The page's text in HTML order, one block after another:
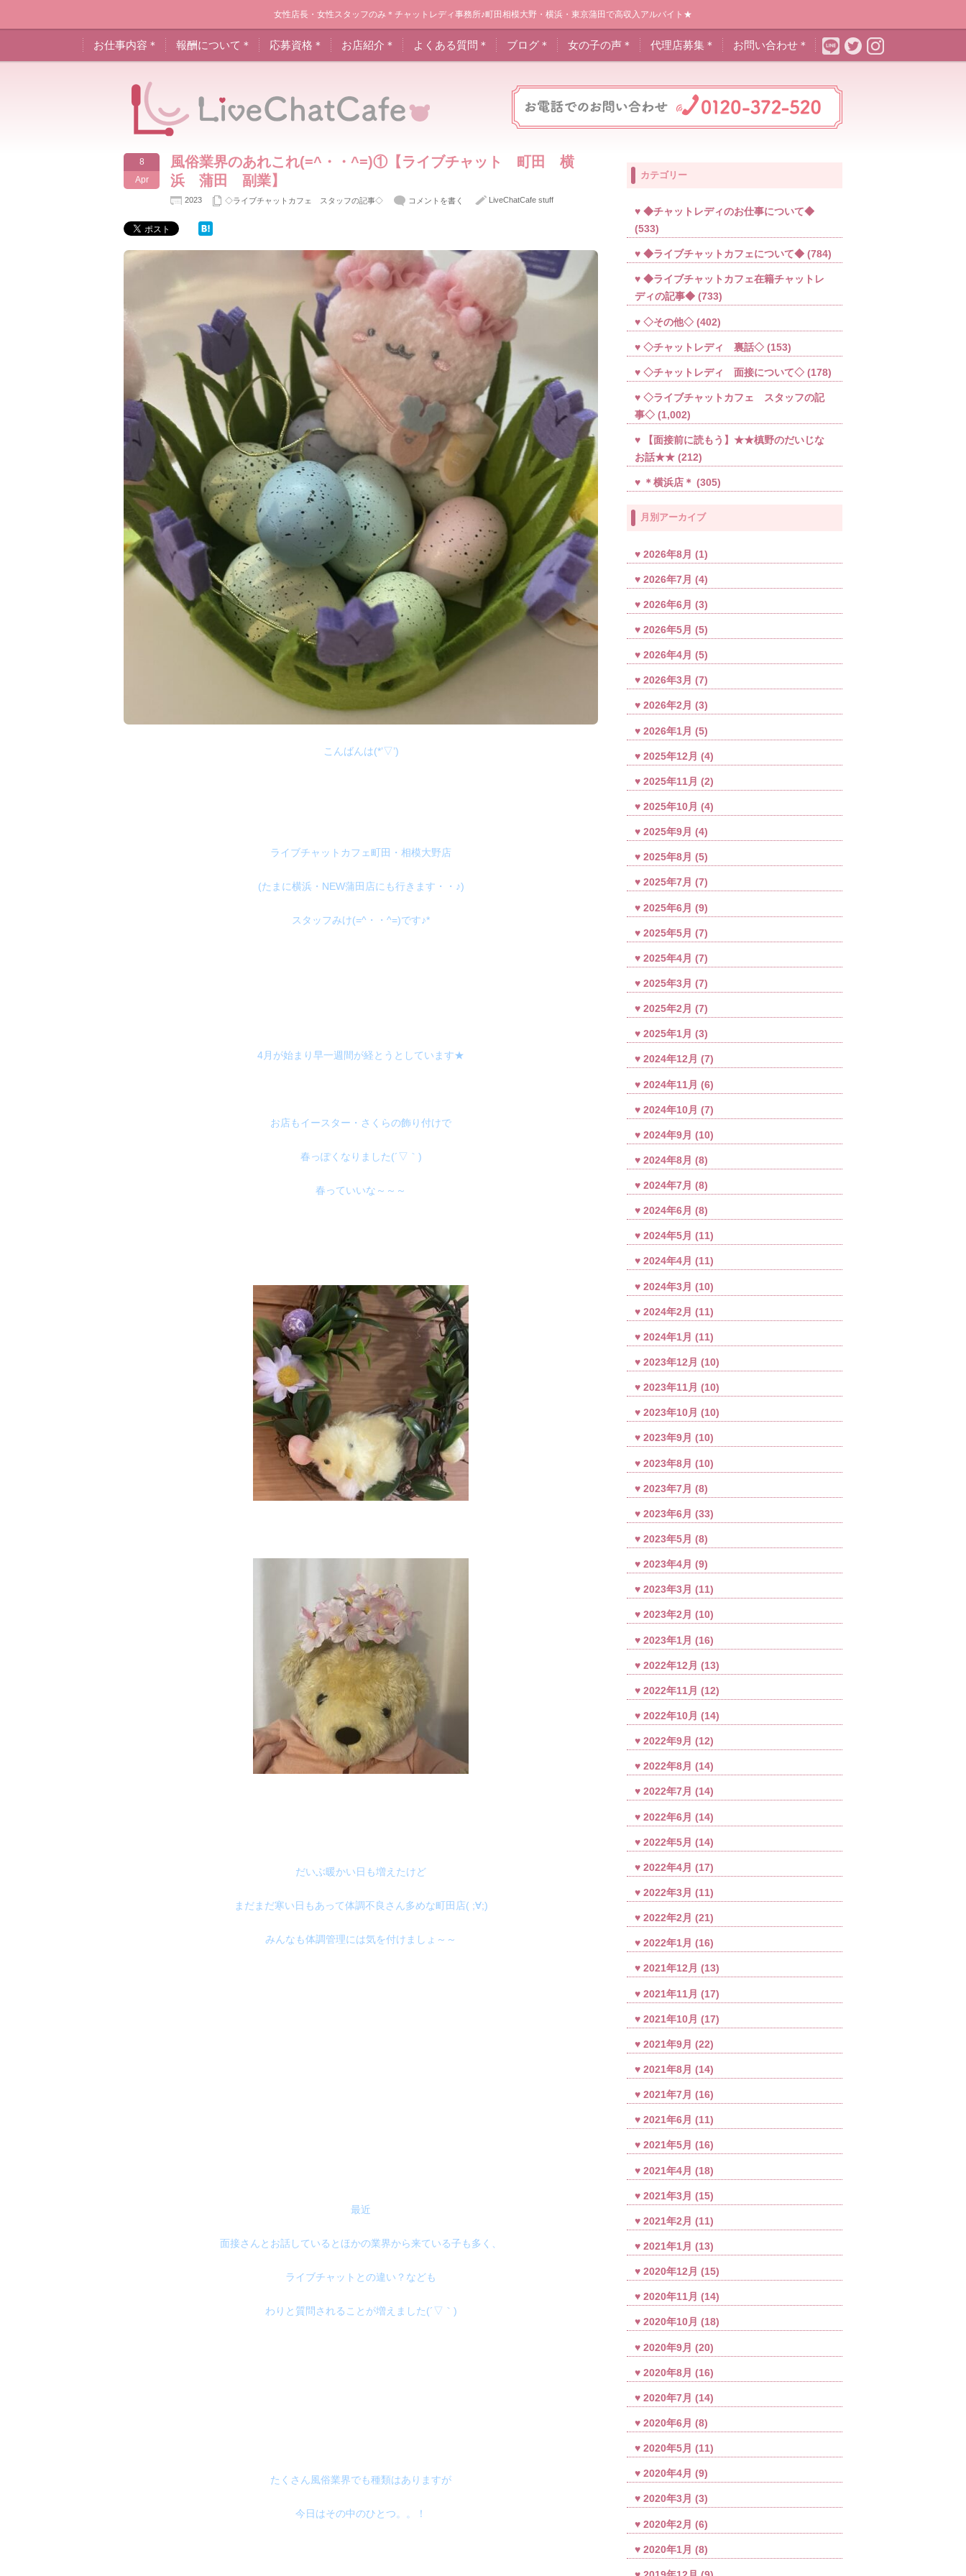
女性店長・女性スタッフのみ＊チャットレディ事務所♪町田相模大野・横浜・東京蒲田で高収入アルバイト★
お仕事内容＊ 報酬について＊ 応募資格＊ お店紹介＊ よくある質問＊ ブログ＊ 女の子の声＊ 代理店募集＊ お問い合わせ＊
8
Apr
風俗業界のあれこれ(=^・・^=)①【ライブチャット 町田 横
浜 蒲田 副業】
2023 ◇ライブチャットカフェ スタッフの記事◇ コメントを書く LiveChatCafe stuff
こんばんは(*’▽’)
ライブチャットカフェ町田・相模大野店
(たまに横浜・NEW蒲田店にも行きます・・♪)
スタッフみけ(=^・・^=)です♪*
4月が始まり早一週間が経とうとしています★
お店もイースター・さくらの飾り付けで
春っぽくなりました(´▽｀)
春っていいな～～～
だいぶ暖かい日も増えたけど
まだまだ寒い日もあって体調不良さん多めな町田店( ;∀;)
みんなも体調管理には気を付けましょ～～
最近
面接さんとお話しているとほかの業界から来ている子も多く、
ライブチャットとの違い？なども
わりと質問されることが増えました(´▽｀)
たくさん風俗業界でも種類はありますが
今日はその中のひとつ。。！
カテゴリー
◆チャットレディのお仕事について◆
(533)
◆ライブチャットカフェについて◆ (784)
◆ライブチャットカフェ在籍チャットレ
ディの記事◆ (733)
◇その他◇ (402)
◇チャットレディ 裏話◇ (153)
◇チャットレディ 面接について◇ (178)
◇ライブチャットカフェ スタッフの記
事◇ (1,002)
【面接前に読もう】★★槙野のだいじな
お話★★ (212)
＊横浜店＊ (305)
月別アーカイブ
2026年8月 (1)
2026年7月 (4)
2026年6月 (3)
2026年5月 (5)
2026年4月 (5)
2026年3月 (7)
2026年2月 (3)
2026年1月 (5)
2025年12月 (4)
2025年11月 (2)
2025年10月 (4)
2025年9月 (4)
2025年8月 (5)
2025年7月 (7)
2025年6月 (9)
2025年5月 (7)
2025年4月 (7)
2025年3月 (7)
2025年2月 (7)
2025年1月 (3)
2024年12月 (7)
2024年11月 (6)
2024年10月 (7)
2024年9月 (10)
2024年8月 (8)
2024年7月 (8)
2024年6月 (8)
2024年5月 (11)
2024年4月 (11)
2024年3月 (10)
2024年2月 (11)
2024年1月 (11)
2023年12月 (10)
2023年11月 (10)
2023年10月 (10)
2023年9月 (10)
2023年8月 (10)
2023年7月 (8)
2023年6月 (33)
2023年5月 (8)
2023年4月 (9)
2023年3月 (11)
2023年2月 (10)
2023年1月 (16)
2022年12月 (13)
2022年11月 (12)
2022年10月 (14)
2022年9月 (12)
2022年8月 (14)
2022年7月 (14)
2022年6月 (14)
2022年5月 (14)
2022年4月 (17)
2022年3月 (11)
2022年2月 (21)
2022年1月 (16)
2021年12月 (13)
2021年11月 (17)
2021年10月 (17)
2021年9月 (22)
2021年8月 (14)
2021年7月 (16)
2021年6月 (11)
2021年5月 (16)
2021年4月 (18)
2021年3月 (15)
2021年2月 (11)
2021年1月 (13)
2020年12月 (15)
2020年11月 (14)
2020年10月 (18)
2020年9月 (20)
2020年8月 (16)
2020年7月 (14)
2020年6月 (8)
2020年5月 (11)
2020年4月 (9)
2020年3月 (3)
2020年2月 (6)
2020年1月 (8)